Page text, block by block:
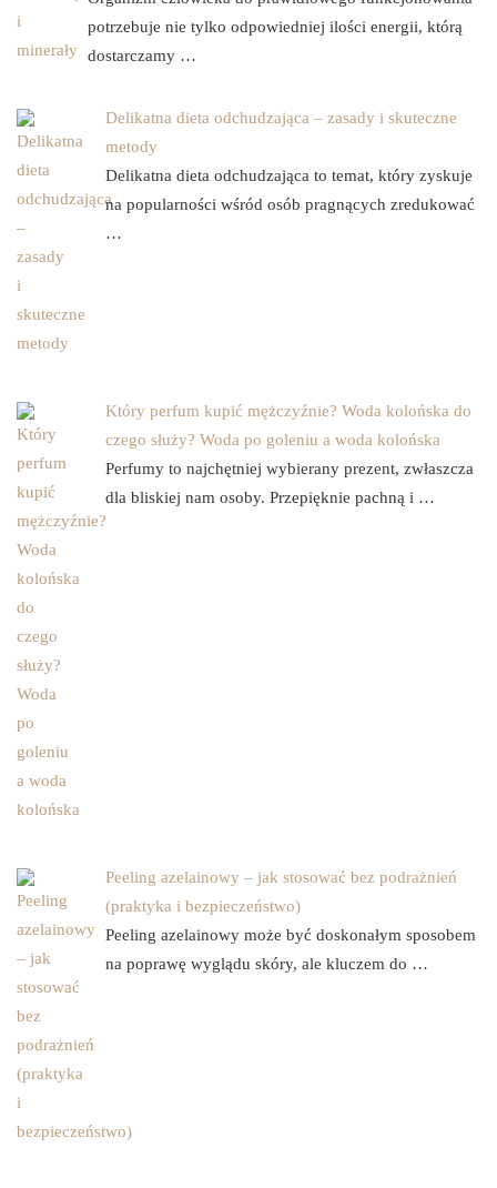
potrzebuje nie tylko odpowiedniej ilości energii, którą
dostarczamy …
Delikatna dieta odchudzająca – zasady i skuteczne
metody
Delikatna dieta odchudzająca to temat, który zyskuje
na popularności wśród osób pragnących zredukować
…
Który perfum kupić mężczyźnie? Woda kolońska do
czego służy? Woda po goleniu a woda kolońska
Perfumy to najchętniej wybierany prezent, zwłaszcza
dla bliskiej nam osoby. Przepięknie pachną i …
Peeling azelainowy – jak stosować bez podrażnień
(praktyka i bezpieczeństwo)
Peeling azelainowy może być doskonałym sposobem
na poprawę wyglądu skóry, ale kluczem do …